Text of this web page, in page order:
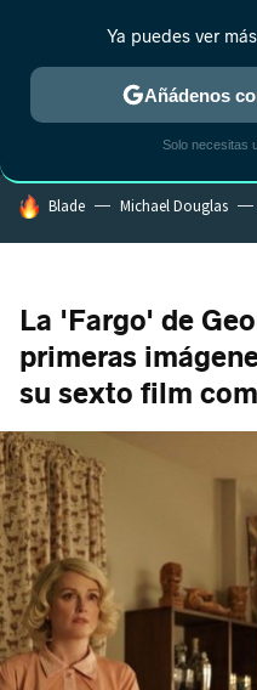
MENÚ
ESTRENOS
HOY SE HABLA DE
Blade Michael Douglas
La 'Fargo' de
primeras
su sexto film
Ya puedes ver
Añádenos
Solo necesitas